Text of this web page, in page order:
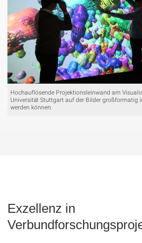
Hochauflösende Projektionsleinwand am
Universität Stuttgart auf der Bilder großformatig
werden können.
Exzellenz in